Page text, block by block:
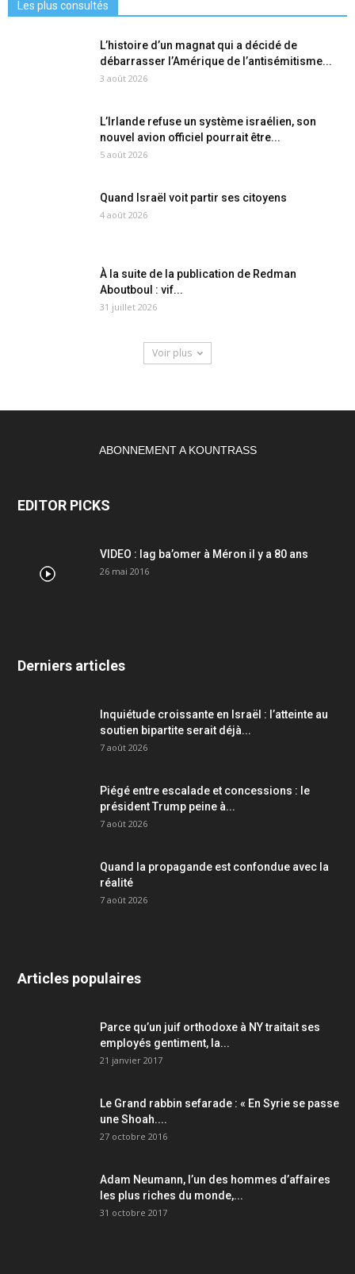
Les plus consultés
L’histoire d’un magnat qui a décidé de
débarrasser l’Amérique de l’antisémitisme...
3 août 2026
L’Irlande refuse un système israélien, son
nouvel avion officiel pourrait être...
5 août 2026
Quand Israël voit partir ses citoyens
4 août 2026
À la suite de la publication de Redman
Aboutboul : vif...
31 juillet 2026
Voir plus
ABONNEMENT A KOUNTRASS
EDITOR PICKS
VIDEO : lag ba’omer à Méron il y a 80 ans
26 mai 2016
Derniers articles
Inquiétude croissante en Israël : l’atteinte au
soutien bipartite serait déjà...
7 août 2026
Piégé entre escalade et concessions : le
président Trump peine à...
7 août 2026
Quand la propagande est confondue avec la
réalité
7 août 2026
Articles populaires
Parce qu’un juif orthodoxe à NY traitait ses
employés gentiment, la...
21 janvier 2017
Le Grand rabbin sefarade : « En Syrie se passe
une Shoah....
27 octobre 2016
Adam Neumann, l’un des hommes d’affaires
les plus riches du monde,...
31 octobre 2017